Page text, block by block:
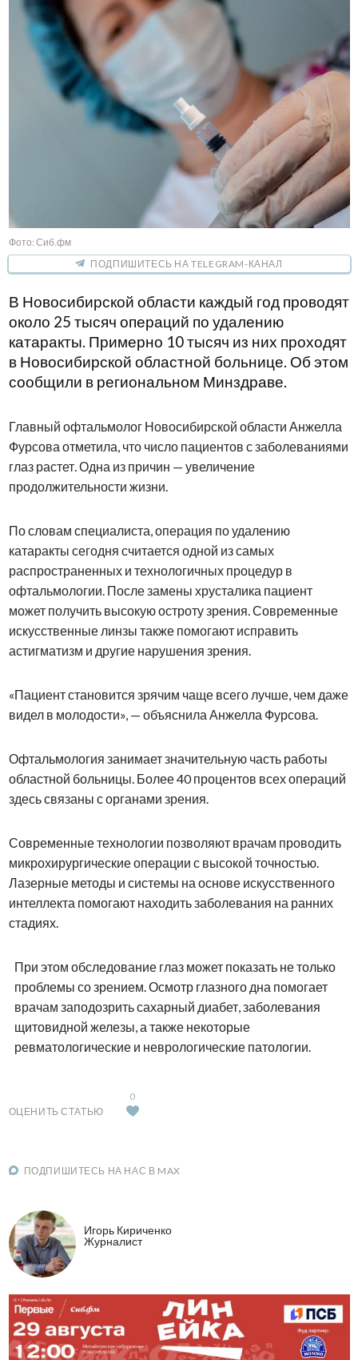
Фото: Сиб.фм
ПОДПИШИТЕСЬ НА TELEGRAM-КАНАЛ
В Новосибирской области каждый год проводят
около 25 тысяч операций по удалению
катаракты. Примерно 10 тысяч из них проходят
в Новосибирской областной больнице. Об этом
сообщили в региональном Минздраве.
Главный офтальмолог Новосибирской области Анжелла
Фурсова отметила, что число пациентов с заболеваниями
глаз растет. Одна из причин — увеличение
продолжительности жизни.
По словам специалиста, операция по удалению
катаракты сегодня считается одной из самых
распространенных и технологичных процедур в
офтальмологии. После замены хрусталика пациент
может получить высокую остроту зрения. Современные
искусственные линзы также помогают исправить
астигматизм и другие нарушения зрения.
«Пациент становится зрячим чаще всего лучше, чем даже
видел в молодости», — объяснила Анжелла Фурсова.
Офтальмология занимает значительную часть работы
областной больницы. Более 40 процентов всех операций
здесь связаны с органами зрения.
Современные технологии позволяют врачам проводить
микрохирургические операции с высокой точностью.
Лазерные методы и системы на основе искусственного
интеллекта помогают находить заболевания на ранних
стадиях.
При этом обследование глаз может показать не только
проблемы со зрением. Осмотр глазного дна помогает
врачам заподозрить сахарный диабет, заболевания
щитовидной железы, а также некоторые
ревматологические и неврологические патологии.
ОЦЕНИТЬ СТАТЬЮ
0
ПОДПИШИТЕСЬ НА НАС В MAX
Игорь Кириченко
Журналист